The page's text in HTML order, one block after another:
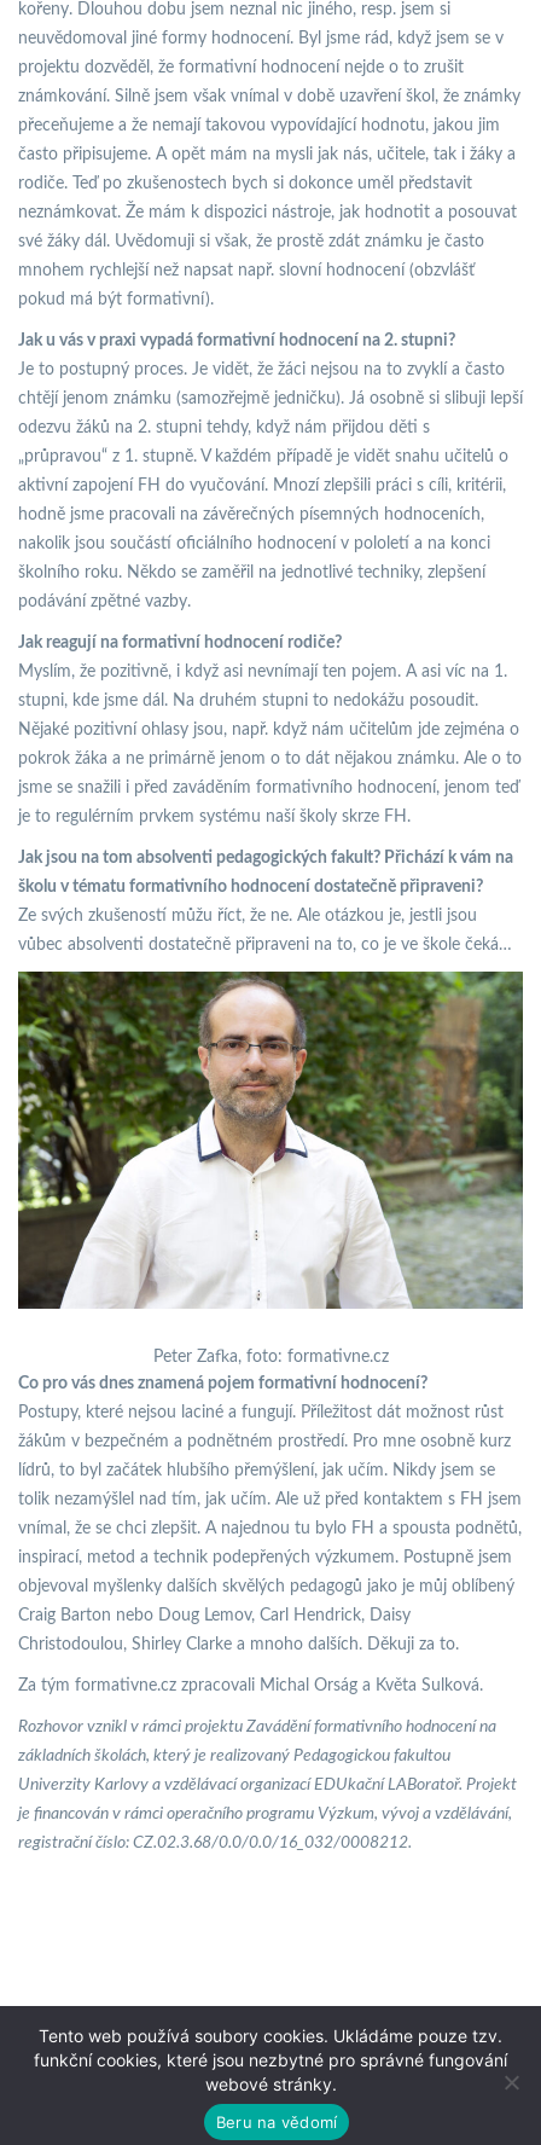
kořeny. Dlouhou dobu jsem neznal nic jiného, resp. jsem si
neuvědomoval jiné formy hodnocení. Byl jsme rád, když jsem se v
projektu dozvěděl, že formativní hodnocení nejde o to zrušit
známkování. Silně jsem však vnímal v době uzavření škol, že známky
přeceňujeme a že nemají takovou vypovídající hodnotu, jakou jim
často připisujeme. A opět mám na mysli jak nás, učitele, tak i žáky a
rodiče. Teď po zkušenostech bych si dokonce uměl představit
neznámkovat. Že mám k dispozici nástroje, jak hodnotit a posouvat
své žáky dál. Uvědomuji si však, že prostě zdát známku je často
mnohem rychlejší než napsat např. slovní hodnocení (obzvlášť
pokud má být formativní).
Jak u vás v praxi vypadá formativní hodnocení na 2. stupni?
Je to postupný proces. Je vidět, že žáci nejsou na to zvyklí a často
chtějí jenom známku (samozřejmě jedničku). Já osobně si slibuji lepší
odezvu žáků na 2. stupni tehdy, když nám přijdou děti s
„průpravou“ z 1. stupně. V každém případě je vidět snahu učitelů o
aktivní zapojení FH do vyučování. Mnozí zlepšili práci s cíli, kritérii,
hodně jsme pracovali na závěrečných písemných hodnoceních,
nakolik jsou součástí oficiálního hodnocení v pololetí a na konci
školního roku. Někdo se zaměřil na jednotlivé techniky, zlepšení
podávání zpětné vazby.
Jak reagují na formativní hodnocení rodiče?
Myslím, že pozitivně, i když asi nevnímají ten pojem. A asi víc na 1.
stupni, kde jsme dál. Na druhém stupni to nedokážu posoudit.
Nějaké pozitivní ohlasy jsou, např. když nám učitelům jde zejména o
pokrok žáka a ne primárně jenom o to dát nějakou známku. Ale o to
jsme se snažili i před zaváděním formativního hodnocení, jenom teď
je to regulérním prvkem systému naší školy skrze FH.
Jak jsou na tom absolventi pedagogických fakult? Přichází k vám na
školu v tématu formativního hodnocení dostatečně připraveni?
Ze svých zkušeností můžu říct, že ne. Ale otázkou je, jestli jsou
vůbec absolventi dostatečně připraveni na to, co je ve škole čeká…
Peter Zafka, foto: formativne.cz
Co pro vás dnes znamená pojem formativní hodnocení?
Postupy, které nejsou laciné a fungují. Příležitost dát možnost růst
žákům v bezpečném a podnětném prostředí. Pro mne osobně kurz
lídrů, to byl začátek hlubšího přemýšlení, jak učím. Nikdy jsem se
tolik nezamýšlel nad tím, jak učím. Ale už před kontaktem s FH jsem
vnímal, že se chci zlepšit. A najednou tu bylo FH a spousta podnětů,
inspirací, metod a technik podepřených výzkumem. Postupně jsem
objevoval myšlenky dalších skvělých pedagogů jako je můj oblíbený
Craig Barton nebo Doug Lemov, Carl Hendrick, Daisy
Christodoulou, Shirley Clarke a mnoho dalších. Děkuji za to.
Za tým formativne.cz zpracovali Michal Orság a Květa Sulková.
Rozhovor vznikl v rámci projektu Zavádění formativního hodnocení na
základních školách, který je realizovaný Pedagogickou fakultou
Univerzity Karlovy a vzdělávací organizací EDUkační LABoratoř. Projekt
je financován v rámci operačního programu Výzkum, vývoj a vzdělávání,
registrační číslo: CZ.02.3.68/0.0/0.0/16_032/0008212.
© 2021 Formativne.cz | Tvorba webových stránek od
Tento web používá soubory cookies. Ukládáme pouze tzv.
funkční cookies, které jsou nezbytné pro správné fungování
webové stránky.
Beru na vědomí